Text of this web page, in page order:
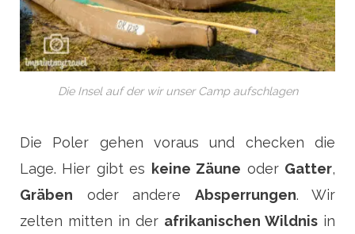
Die Insel auf der wir unser Camp aufschlagen
Die Poler gehen voraus und checken die
Lage. Hier gibt es keine Zäune oder Gatter,
Gräben oder andere Absperrungen. Wir
zelten mitten in der afrikanischen Wildnis in